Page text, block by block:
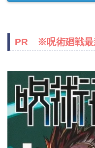
PR ※呪術廻戦最